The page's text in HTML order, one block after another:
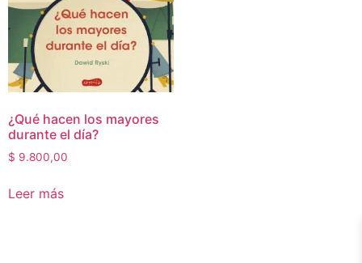
¿Qué hacen los mayores
durante el día?
$ 9.800,00
Leer más